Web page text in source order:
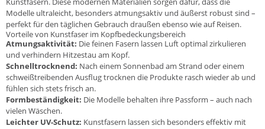
Modelle ultraleicht, besonders atmungsaktiv und äußerst robust sind –
perfekt für den täglichen Gebrauch draußen ebenso wie auf Reisen.
Vorteile von Kunstfaser im Kopfbedeckungsbereich
Atmungsaktivität: Die feinen Fasern lassen Luft optimal zirkulieren
und verhindern Hitzestau am Kopf.
Schnelltrocknend: Nach einem Sonnenbad am Strand oder einem
schweißtreibenden Ausflug trocknen die Produkte rasch wieder ab und
fühlen sich stets frisch an.
Formbeständigkeit: Die Modelle behalten ihre Passform – auch nach
vielen Wäschen.
Leichter UV-Schutz: Kunstfasern lassen sich besonders effektiv mit